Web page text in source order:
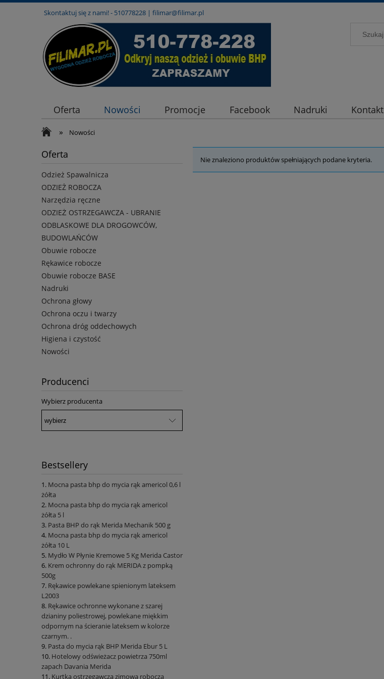
Skontaktuj się z nami! - 510778228 | filimar@filimar.pl
Oferta Nowości Promocje Facebook Nadruki Kontakt
» Nowości
Oferta
Odzież Spawalnicza
ODZIEŻ ROBOCZA
Narzędzia ręczne
ODZIEŻ OSTRZEGAWCZA - UBRANIE
ODBLASKOWE DLA DROGOWCÓW,
BUDOWLAŃCÓW
Obuwie robocze
Rękawice robocze
Obuwie robocze BASE
Nadruki
Ochrona głowy
Ochrona oczu i twarzy
Ochrona dróg oddechowych
Higiena i czystość
Nowości
Producenci
Wybierz producenta
Bestsellery
Mocna pasta bhp do mycia rąk americol 0,6 l
żółta
Mocna pasta bhp do mycia rąk americol
żółta 5 l
Pasta BHP do rąk Merida Mechanik 500 g
Mocna pasta bhp do mycia rąk americol
żółta 10 L
Mydło W Płynie Kremowe 5 Kg Merida Castor
Krem ochronny do rąk MERIDA z pompką
500g
Rękawice powlekane spienionym lateksem
L2003
Rękawice ochronne wykonane z szarej
dzianiny poliestrowej, powlekane miękkim
odpornym na ścieranie lateksem w kolorze
czarnym. .
Pasta do mycia rąk BHP Merida Ebur 5 L
Hotelowy odświeżacz powietrza 750ml
zapach Davania Merida
Kurtka ostrzegawcza zimowa robocza
Nie znaleziono produktów spełniających podane kryteria.